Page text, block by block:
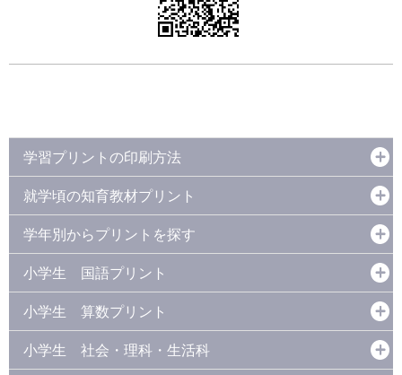
学習プリントの印刷方法
就学頃の知育教材プリント
学年別からプリントを探す
小学生 国語プリント
小学生 算数プリント
小学生 社会・理科・生活科